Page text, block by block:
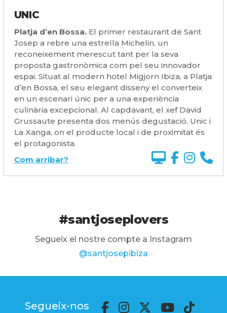
UNIC
Platja d’en Bossa.El primer restaurant de Sant
Josep a rebre una estrella Michelin, un
reconeixement merescut tant per la seva
proposta gastronòmica com pel seu innovador
espai. Situat al modern hotel Migjorn Ibiza, a Platja
d’en Bossa, el seu elegant disseny el converteix
en un escenari únic per a una experiència
culinària excepcional. Al capdavant, el xef David
Grussaute presenta dos menús degustació, Unic i
La Xanga, on el producte local i de proximitat és
el protagonista.
Com arribar?
#santjoseplovers
Segueix el nostre compte a Instagram
@santjosepibiza
Segueix-nos